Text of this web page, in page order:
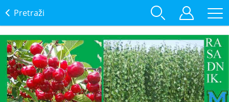
Pretraži